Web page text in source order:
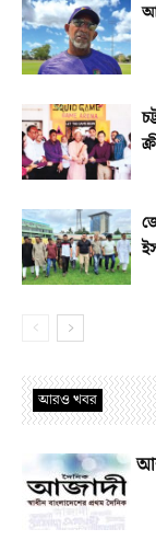
আরও খবর